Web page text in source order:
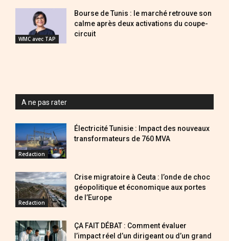
WMC avec TAP
Bourse de Tunis : le marché retrouve son
calme après deux activations du coupe-
circuit
A ne pas rater
Redaction
Électricité Tunisie : Impact des nouveaux
transformateurs de 760 MVA
Redaction
Crise migratoire à Ceuta : l’onde de choc
géopolitique et économique aux portes
de l’Europe
ÇA FAIT DÉBAT : Comment évaluer
l’impact réel d’un dirigeant ou d’un grand